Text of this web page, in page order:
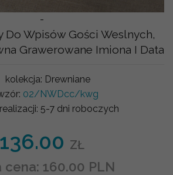
-
Do Wpisów Gości Weslnych,
Grawerowane Imiona I Data
kolekcja: Drewniane
02/NWDcc/kwg
5-7 dni roboczych
136.00 ZŁ
cena: 160.00 PLN